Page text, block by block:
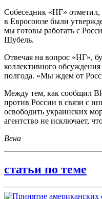
Собеседник «НГ» отметил,
в Евросоюзе были
мы готовы работать с
Шубель.
Отвечая на вопрос «НГ»,
коллективного
полгода. «Мы ждем от
Между тем, как сообщил
против России в связи с
освободить украинских
агентство не исключает,
Вена
статьи по теме